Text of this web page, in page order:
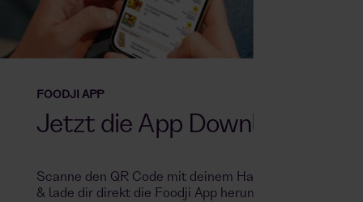
FOODJI APP
Jetzt die App Downloaden
Scanne den QR Code mit deinem Handy
& lade dir direkt die Foodji App herunter.